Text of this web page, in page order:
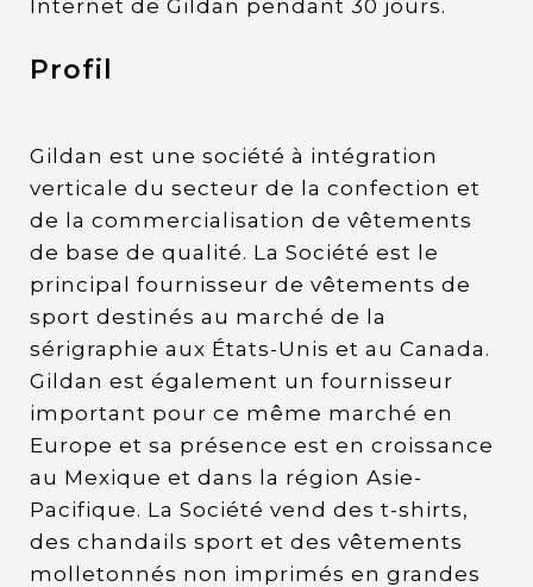
Internet de Gildan pendant 30 jours.
Profil
Gildan est une société à intégration
verticale du secteur de la confection et
de la commercialisation de vêtements
de base de qualité. La Société est le
principal fournisseur de vêtements de
sport destinés au marché de la
sérigraphie aux États-Unis et au Canada.
Gildan est également un fournisseur
important pour ce même marché en
Europe et sa présence est en croissance
au Mexique et dans la région Asie-
Pacifique. La Société vend des t-shirts,
des chandails sport et des vêtements
molletonnés non imprimés en grandes